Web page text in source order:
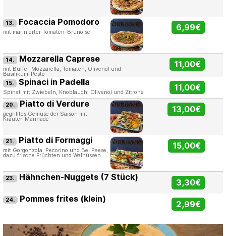
13. Focaccia Pomodoro
mit marinierter Tomaten-Brunoise 6,99€
14. Mozzarella Caprese
mit Büffel-Mozzarella, Tomaten, Olivenöl und
Basilikum-Pesto
11,00€
15. Spinaci in Padella
Spinat mit Zwiebeln, Knoblauch, Olivenöl und Zitrone 11,00€
20. Piatto di Verdure
gegrilltes Gemüse der Saison mit
Kräuter-Marinade
13,00€
21. Piatto di Formaggi
mit Gorgonzola, Pecorino und Bel Paese,
dazu frische Früchten und Walnüssen
15,00€
23. Hähnchen-Nuggets (7 Stück)
3,30€
24. Pommes frites (klein)
2,99€